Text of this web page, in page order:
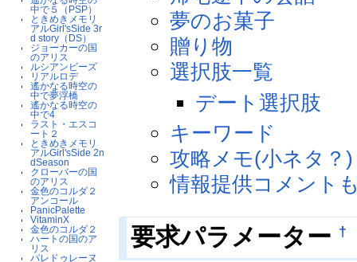
中で５（PSP）
ときめきメモリ
アルGirl'sSide 3r
d story（DS）
ジョーカーの国
のアリス
ルシアンビーズ
リアルロデ
遙かなる時空の
中で夢浮橋
遙かなる時空の
中で4
ラスト・エスコ
ート２
ときめきメモリ
アルGirl'sSide 2n
dSeason
クローバーの国
のアリス
金色のコルダ２
アンコール
PanicPalette
VitaminX
金色のコルダ２
ハートの国のア
リス
パレドゥレーヌ
夢のお菓子
贈り物
選択肢一覧
デート選択肢
キーワード
攻略メモ(小ネタ？)
情報提供コメント
要求パラメーター †